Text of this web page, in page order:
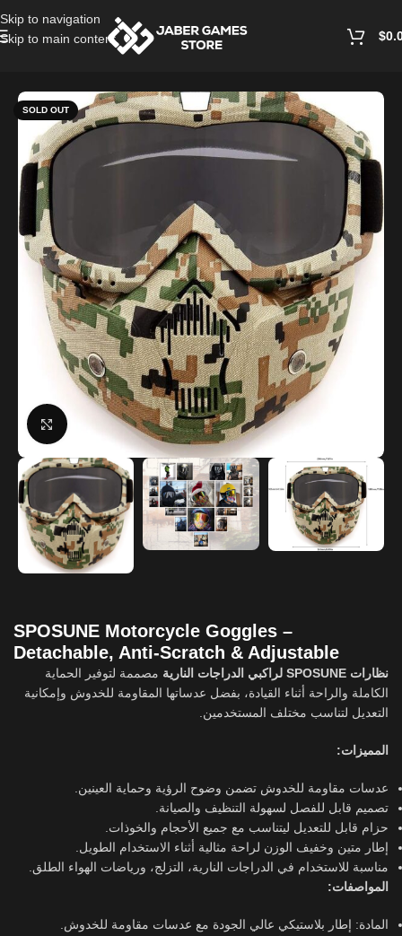
Skip to navigation
Skip to main content
$
SOLD OUT
Click to enlarge
SPOSUNE Motorcycle Goggles –
Detachable, Anti-Scratch & Adjustable
نظارات SPOSUNE لراكبي الدراجات النارية
مصممة لتوفير الحماية
الكاملة والراحة أثناء القيادة، بفضل عدساتها المقاومة للخدوش وإمكانية
التعديل لتناسب مختلف المستخدمين.
المميزات:
عدسات مقاومة للخدوش تضمن وضوح الرؤية وحماية العينين.
تصميم قابل للفصل لسهولة التنظيف والصيانة.
حزام قابل للتعديل ليتناسب مع جميع الأحجام والخوذات.
إطار متين وخفيف الوزن لراحة مثالية أثناء الاستخدام الطويل.
مناسبة للاستخدام في الدراجات النارية، التزلج، ورياضات الهواء الطلق.
المواصفات:
المادة: إطار بلاستيكي عالي الجودة مع عدسات مقاومة للخدوش.